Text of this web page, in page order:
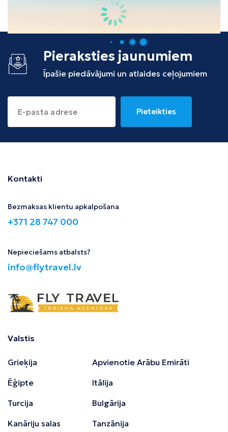
Albānija
Pieraksties jaunumiem
Īpašie piedāvājumi un atlaides ceļojumiem
Pieteikties
Kontakti
Bezmaksas klientu apkalpošana
+371 28 747 000
Nepieciešams atbalsts?
info@flytravel.lv
Valstis
Grieķija
Ēģipte
Turcija
Kanāriju salas
Apvienotie Arābu Emirāti
Itālija
Bulgārija
Tanzānija